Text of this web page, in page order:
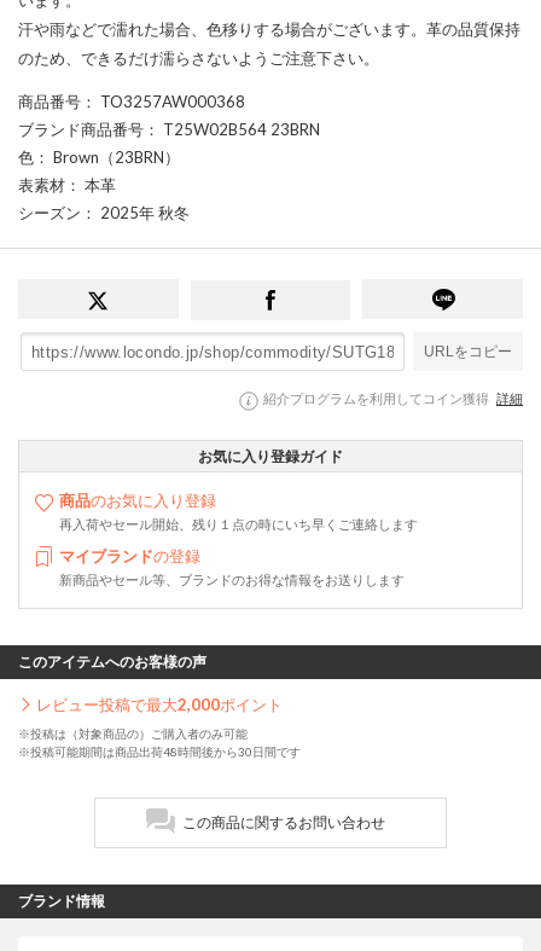
汗や雨などで濡れた場合、色移りする場合がございます。革の品質保持
のため、できるだけ濡らさないようご注意下さい。
商品番号 ： TO3257AW000368
ブランド商品番号 ： T25W02B564 23BRN
色 ： Brown（23BRN）
表素材 ： 本革
シーズン ： 2025年 秋冬
URLをコピー
紹介プログラムを利用してコイン獲得 詳細
お気に入り登録ガイド
商品のお気に入り登録
再入荷やセール開始、残り１点の時にいち早くご連絡します
マイブランドの登録
新商品やセール等、ブランドのお得な情報をお送りします
このアイテムへのお客様の声
レビュー投稿で最大2,000ポイント
※投稿は（対象商品の）ご購入者のみ可能
※投稿可能期間は商品出荷48時間後から30日間です
この商品に関するお問い合わせ
ブランド情報